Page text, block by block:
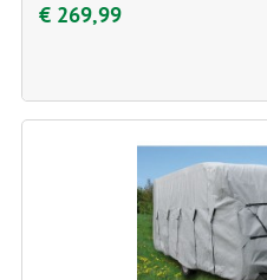
€ 269,99